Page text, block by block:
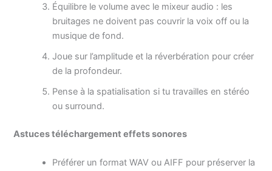
Équilibre le volume avec le mixeur audio : les
bruitages ne doivent pas couvrir la voix off ou la
musique de fond.
Joue sur l’amplitude et la réverbération pour créer
de la profondeur.
Pense à la spatialisation si tu travailles en stéréo
ou surround.
Astuces téléchargement effets sonores
Préférer un format WAV ou AIFF pour préserver la